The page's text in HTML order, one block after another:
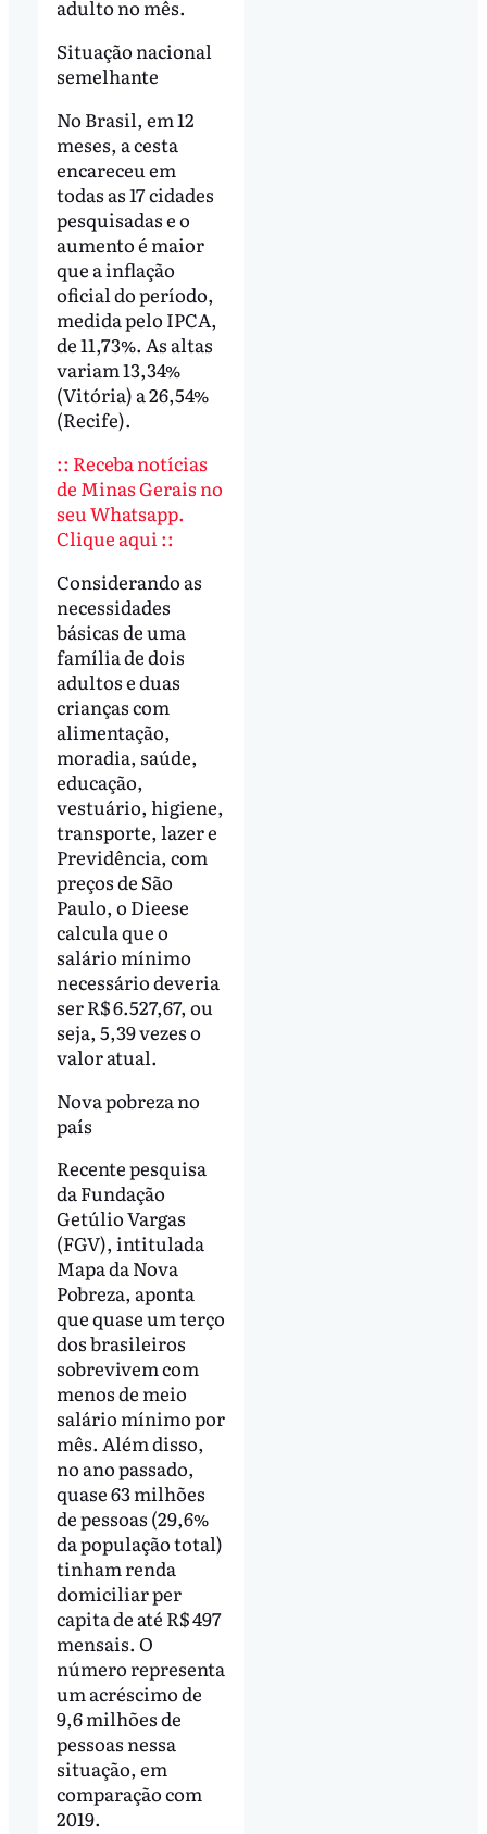
adulto no mês.
Situação nacional
semelhante
No Brasil, em 12
meses, a cesta
encareceu em
todas as 17 cidades
pesquisadas e o
aumento é maior
que a inflação
oficial do período,
medida pelo IPCA,
de 11,73%. As altas
variam 13,34%
(Vitória) a 26,54%
(Recife).
:: Receba notícias
de Minas Gerais no
seu Whatsapp.
Clique aqui ::
Considerando as
necessidades
básicas de uma
família de dois
adultos e duas
crianças com
alimentação,
moradia, saúde,
educação,
vestuário, higiene,
transporte, lazer e
Previdência, com
preços de São
Paulo, o Dieese
calcula que o
salário mínimo
necessário deveria
ser R$ 6.527,67, ou
seja, 5,39 vezes o
valor atual.
Nova pobreza no
país
Recente pesquisa
da Fundação
Getúlio Vargas
(FGV), intitulada
Mapa da Nova
Pobreza, aponta
que quase um terço
dos brasileiros
sobrevivem com
menos de meio
salário mínimo por
mês. Além disso,
no ano passado,
quase 63 milhões
de pessoas (29,6%
da população total)
tinham renda
domiciliar per
capita de até R$ 497
mensais. O
número representa
um acréscimo de
9,6 milhões de
pessoas nessa
situação, em
comparação com
2019.